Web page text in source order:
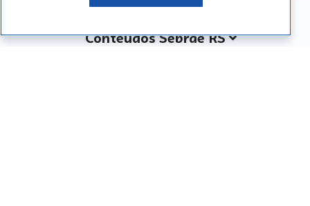
Conteúdos Sebrae RS